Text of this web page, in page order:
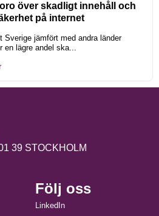
över skadligt innehåll och
på internet
Sverige jämfört med andra länder
en lägre andel ska...
39 STOCKHOLM
Följ oss
LinkedIn